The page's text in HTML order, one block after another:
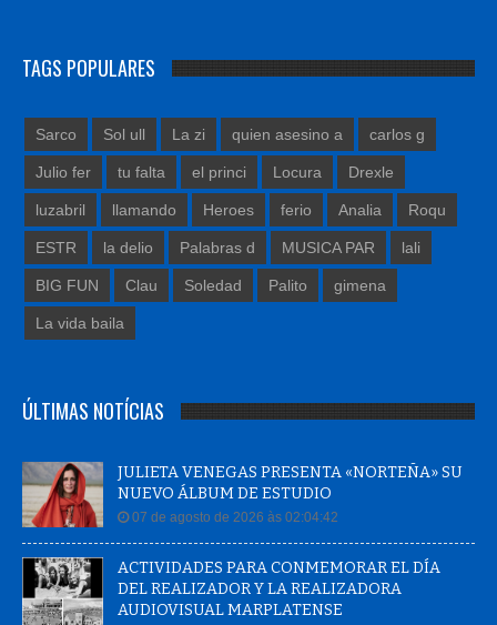
TAGS POPULARES
Sarco Sol ull La zi quien asesino a carlos g
Julio fer tu falta el princi Locura Drexle
luzabril llamando Heroes ferio Analia Roqu
ESTR la delio Palabras d MUSICA PAR lali
BIG FUN Clau Soledad Palito gimena
La vida baila
ÚLTIMAS NOTÍCIAS
JULIETA VENEGAS PRESENTA «NORTEÑA» SU
NUEVO ÁLBUM DE ESTUDIO
07 de agosto de 2026 às 02:04:42
ACTIVIDADES PARA CONMEMORAR EL DÍA
DEL REALIZADOR Y LA REALIZADORA
AUDIOVISUAL MARPLATENSE